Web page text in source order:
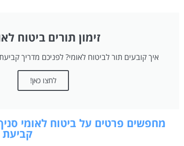
זימון תורים ביטוח
איך קובעים תור לביטוח לאומי? לפניכם מדריך
לחצו כאן!
מחפשים פרטים על ביטוח לאומי